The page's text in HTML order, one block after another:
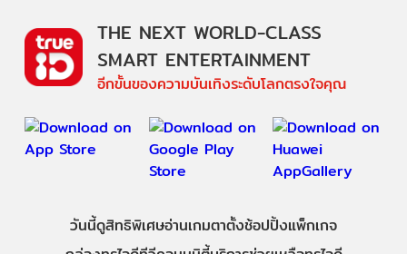
THE NEXT WORLD-CLASS
SMART ENTERTAINMENT
อีกขั้นของความบันเทิงระดับโลกตรงใจคุณ
วันนี้ดูสิทธิพิเศษอ่านเกมตาตั้งช้อปปิ้งแพ็กเกจ